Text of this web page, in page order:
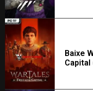
Baixe
Capital